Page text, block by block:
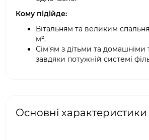
Кому підійде:
Вітальням та великим
м².
Сім'ям з дітьми та
завдяки потужній системі
Основні характеристики